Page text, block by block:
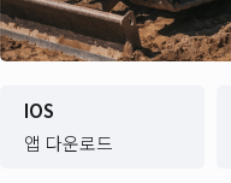
IOS
앱 다운로드